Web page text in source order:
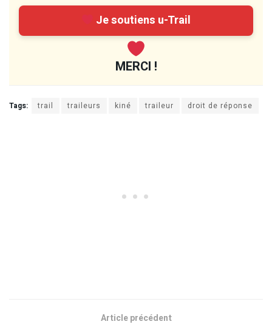
Je soutiens u-Trail
MERCI !
Tags: trail traileurs kiné traileur droit de réponse
Article précédent